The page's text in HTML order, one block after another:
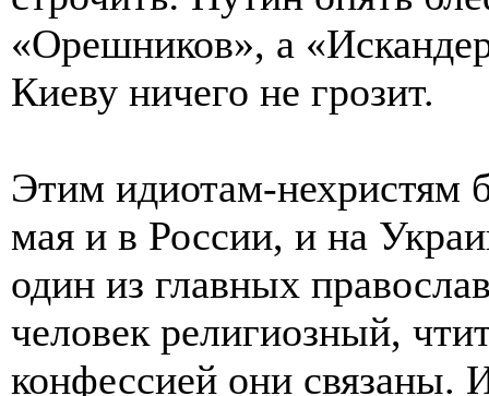
«Орешников», а
Киеву ничего не грозит.
Этим идиотам-нехристям
мая и в России, и на
один из главных
человек религиозный,
конфессией они связаны.